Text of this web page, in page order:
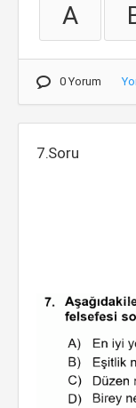
A
0 Yorum
7.Soru